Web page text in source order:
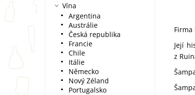
Její
z
Vína
Argentina
Austrálie
Česká republika
Francie
Chile
Itálie
Německo
Nový Zéland
Portugalsko